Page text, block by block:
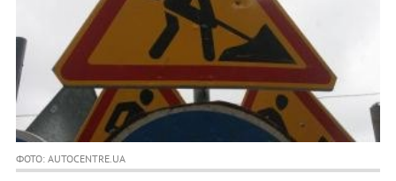
ФОТО: AUTOCENTRE.UA